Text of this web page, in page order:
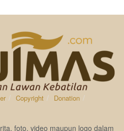
Copyright
Donation
foto, video maupun logo dalam